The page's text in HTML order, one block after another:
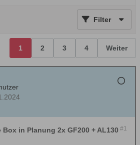
Filter
1 2 3 4 Weiter
#1
in Planung 2x GF200 + AL130